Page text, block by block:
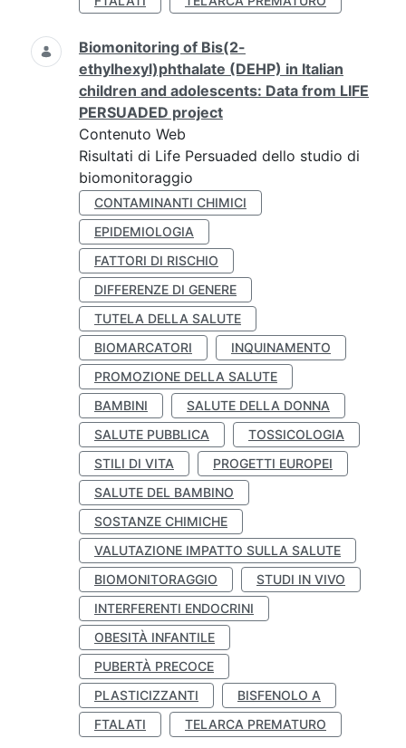
Biomonitoring of Bis(2-
ethylhexyl)phthalate (DEHP) in Italian
children and adolescents: Data from LIFE
PERSUADED project
Contenuto Web
Risultati di Life Persuaded dello studio di
biomonitoraggio
CONTAMINANTI CHIMICI
EPIDEMIOLOGIA
FATTORI DI RISCHIO
DIFFERENZE DI GENERE
TUTELA DELLA SALUTE
BIOMARCATORI
INQUINAMENTO
PROMOZIONE DELLA SALUTE
BAMBINI
SALUTE DELLA DONNA
SALUTE PUBBLICA
TOSSICOLOGIA
STILI DI VITA
PROGETTI EUROPEI
SALUTE DEL BAMBINO
SOSTANZE CHIMICHE
VALUTAZIONE IMPATTO SULLA SALUTE
BIOMONITORAGGIO
STUDI IN VIVO
INTERFERENTI ENDOCRINI
OBESITÀ INFANTILE
PUBERTÀ PRECOCE
PLASTICIZZANTI
BISFENOLO A
FTALATI
TELARCA PREMATURO